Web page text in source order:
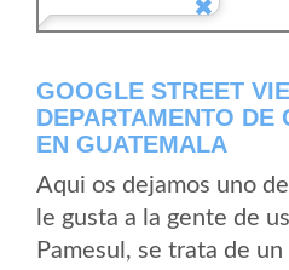
GOOGLE STREET
DEPARTAMENTO DE
EN GUATEMALA
Aqui os dejamos uno
le gusta a la gente de
Pamesul, se trata de